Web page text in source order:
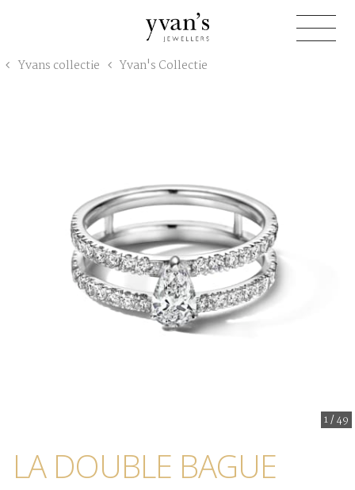
Jewellers
Yvans collectie Yvan's Collectie
1/49
LA DOUBLE BAGUE